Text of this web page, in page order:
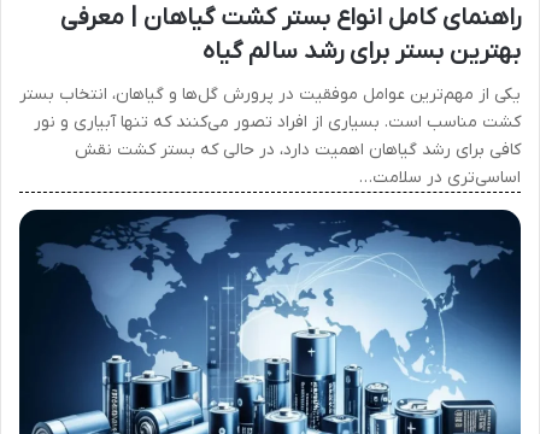
راهنمای کامل انواع بستر کشت گیاهان | معرفی
بهترین بستر برای رشد سالم گیاه
یکی از مهم‌ترین عوامل موفقیت در پرورش گل‌ها و گیاهان، انتخاب بستر
کشت مناسب است. بسیاری از افراد تصور می‌کنند که تنها آبیاری و نور
کافی برای رشد گیاهان اهمیت دارد، در حالی که بستر کشت نقش
اساسی‌تری در سلامت…